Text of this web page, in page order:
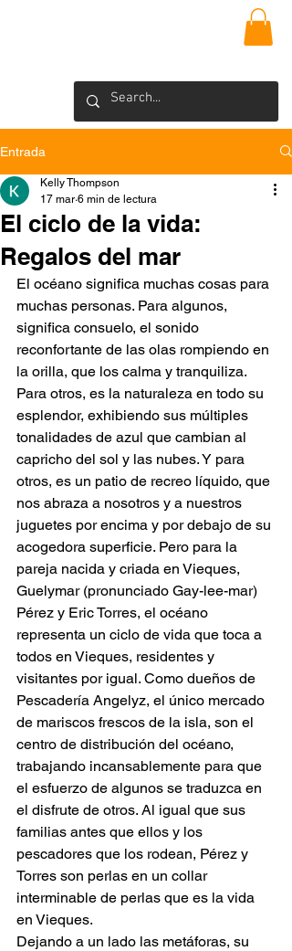
Entrada
El ciclo de la vida:
Regalos del mar
Kelly Thompson
17 mar 6 min de lectura
El océano significa muchas cosas para
muchas personas. Para algunos,
significa consuelo, el sonido
reconfortante de las olas rompiendo en
la orilla, que los calma y tranquiliza.
Para otros, es la naturaleza en todo su
esplendor, exhibiendo sus múltiples
tonalidades de azul que cambian al
capricho del sol y las nubes. Y para
otros, es un patio de recreo líquido, que
nos abraza a nosotros y a nuestros
juguetes por encima y por debajo de su
acogedora superficie. Pero para la
pareja nacida y criada en Vieques,
Guelymar (pronunciado Gay-lee-mar)
Pérez y Eric Torres, el océano
representa un ciclo de vida que toca a
todos en Vieques, residentes y
visitantes por igual. Como dueños de
Pescadería Angelyz, el único mercado
de mariscos frescos de la isla, son el
centro de distribución del océano,
trabajando incansablemente para que
el esfuerzo de algunos se traduzca en
el disfrute de otros. Al igual que sus
familias antes que ellos y los
pescadores que los rodean, Pérez y
Torres son perlas en un collar
interminable de perlas que es la vida
en Vieques.
Dejando a un lado las metáforas, su